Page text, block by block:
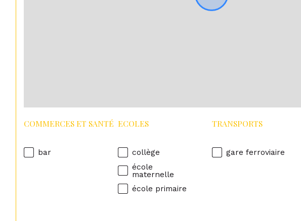
COMMERCES ET SANTÉ
bar
ECOLES
collège
école
maternelle
école primaire
TRANSPORTS
gare ferroviaire